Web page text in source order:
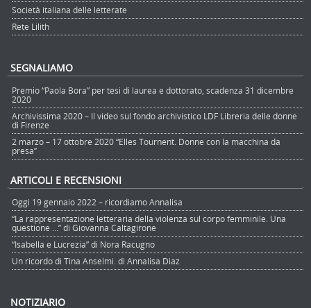
Società italiana delle letterate
Rete Lilith
SEGNALIAMO
Premio “Paola Bora” per tesi di laurea e dottorato, scadenza 31 dicembre
2020
Archivissima 2020 – Il video sul fondo archivistico LDF Libreria delle donne
di Firenze
2 marzo – 17 ottobre 2020 “Elles Tournent. Donne con la macchina da
presa”
ARTICOLI E RECENSIONI
Oggi 19 gennaio 2022 – ricordiamo Annalisa
“La rappresentazione letteraria della violenza sul corpo femminile. Una
questione …” di Giovanna Caltagirone
“Isabella e Lucrezia” di Nora Racugno
Un ricordo di Tina Anselmi. di Annalisa Diaz
NOTIZIARIO